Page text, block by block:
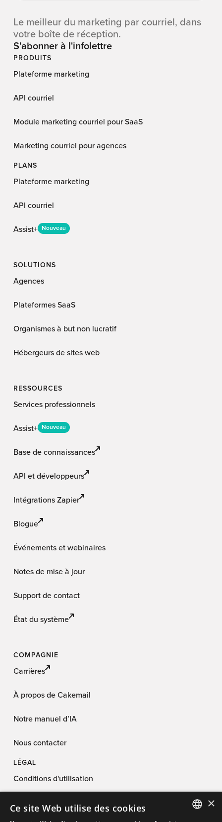
Le meilleur du marketing par courriel, dans
votre boîte de réception.
S'abonner à l'infolettre
PRODUITS
Plateforme marketing
API courriel
Module marketing courriel pour SaaS
Marketing courriel pour agences
PLANS
Plateforme marketing
API courriel
Assist+ Nouveau
SOLUTIONS
Agences
Plateformes SaaS
Organismes à but non lucratif
Hébergeurs de sites web
RESSOURCES
Services professionnels
Assist+ Nouveau
Base de connaissances
API et développeurs
Intégrations Zapier
Blogue
Événements et webinaires
Notes de mise à jour
Support de contact
État du système
COMPAGNIE
Carrières
À propos de Cakemail
Notre manuel d’IA
Nous contacter
LÉGAL
Conditions d'utilisation
Politique de confidentialité ×
Ce site Web utilise des cookies